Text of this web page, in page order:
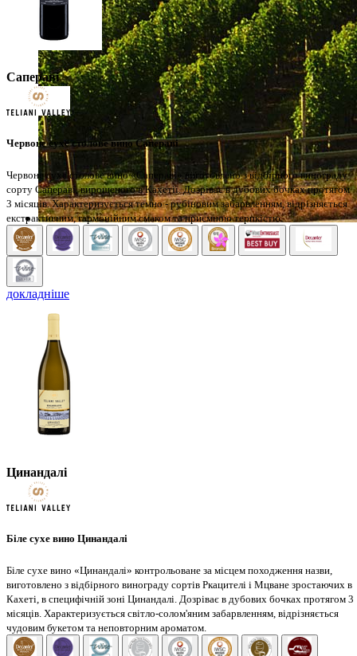
Сапераві
Червоне сухе столове вино Сапераві
Червоне сухе столове вино «Сапераві» виготовлено з відбірного винограду
сорту Сапераві, вирощеного в Кахетії. Дозріває в дубових бочках протягом
3 місяців. Характеризується темно - рубіновим забарвленням, відрізняється
екстрактивним, гармонійним смаком та приємною терпкістю.
докладніше
Цинандалі
Біле сухе вино Цинандалі
Біле сухе вино «Цинандалі» контрольоване за місцем походження назви,
виготовлено з відбірного винограду сортів Ркацителі і Мцване зростаючих в
Кахеті, в специфічній зоні Цинандалі. Дозріває в дубових бочках протягом 3
місяців. Характеризується світло-солом'яним забарвленням, відрізняється
чудовим букетом та неповторним ароматом.